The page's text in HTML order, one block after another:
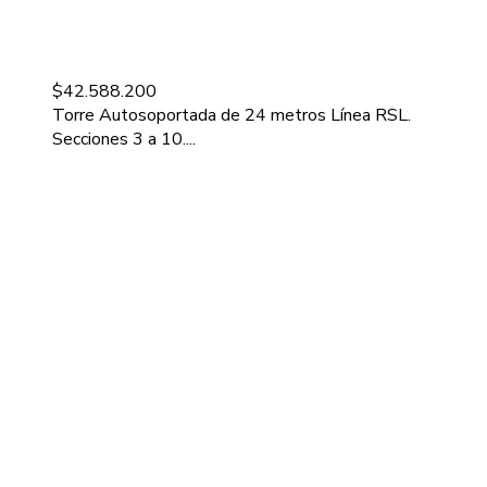
$42.588.200
Torre Autosoportada de 24 metros Línea RSL.
Secciones 3 a 10....